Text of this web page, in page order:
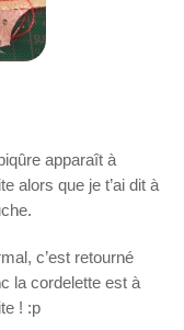
apparaît à
alors que je t’ai dit à
c’est retourné
la cordelette est à
! :p